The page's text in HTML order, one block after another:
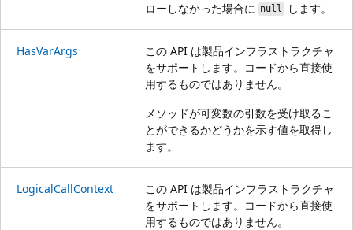
ローしなかった場合に null します。
HasVarArgs
この API は製品インフラストラクチャ
をサポートします。コードから直接使
用するものではありません。
メソッドが可変数の引数を受け取るこ
とができるかどうかを示す値を取得し
ます。
LogicalCallContext
この API は製品インフラストラクチャ
をサポートします。コードから直接使
用するものではありません。